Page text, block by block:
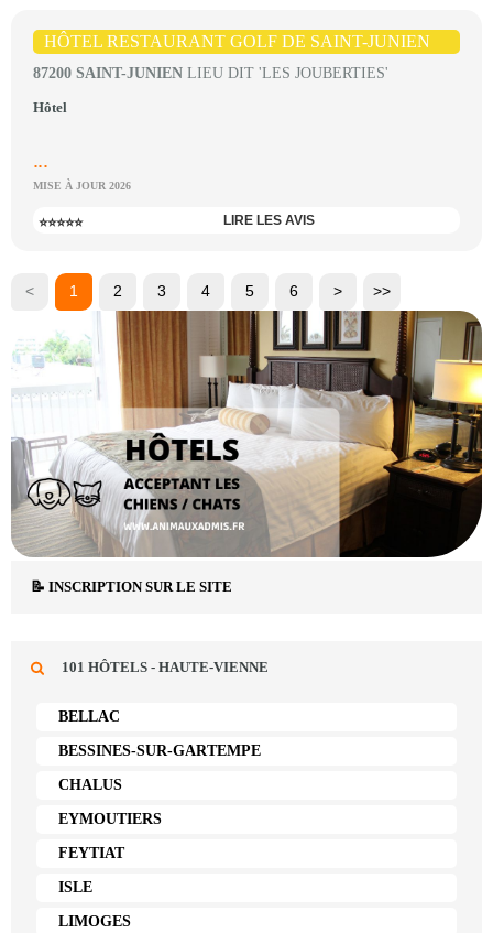
HÔTEL RESTAURANT GOLF DE SAINT-JUNIEN
87200 SAINT-JUNIEN LIEU DIT 'LES JOUBERTIES'
Hôtel
...
MISE À JOUR 2026
⭐⭐⭐⭐⭐ LIRE LES AVIS
< 1 2 3 4 5 6 > >>
📝 INSCRIPTION SUR LE SITE
101 HÔTELS - HAUTE-VIENNE
BELLAC
BESSINES-SUR-GARTEMPE
CHALUS
EYMOUTIERS
FEYTIAT
ISLE
LIMOGES